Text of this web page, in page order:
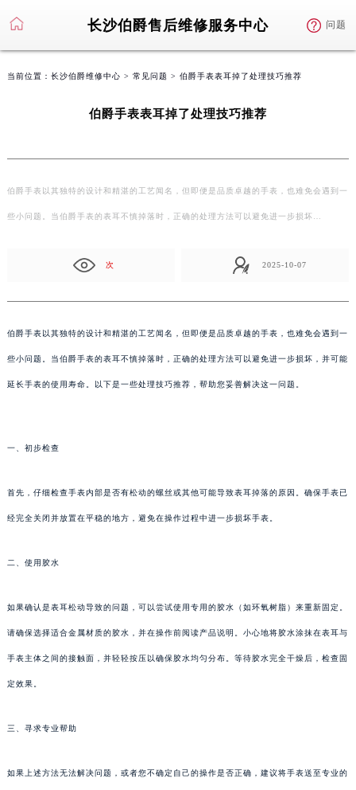
长沙伯爵售后维修服务中心 问题
当前位置： 长沙伯爵维修中心 > 常见问题 > 伯爵手表表耳掉了处理技巧推荐
伯爵手表表耳掉了处理技巧推荐
伯爵手表以其独特的设计和精湛的工艺闻名，但即便是品质卓越的手表，也难免会遇到一
些小问题。当伯爵手表的表耳不慎掉落时，正确的处理方法可以避免进一步损坏…
次 2025-10-07
伯爵手表以其独特的设计和精湛的工艺闻名，但即便是品质卓越的手表，也难免会遇到一
些小问题。当伯爵手表的表耳不慎掉落时，正确的处理方法可以避免进一步损坏，并可能
延长手表的使用寿命。以下是一些处理技巧推荐，帮助您妥善解决这一问题。
一、初步检查
首先，仔细检查手表内部是否有松动的螺丝或其他可能导致表耳掉落的原因。确保手表已
经完全关闭并放置在平稳的地方，避免在操作过程中进一步损坏手表。
二、使用胶水
如果确认是表耳松动导致的问题，可以尝试使用专用的胶水（如环氧树脂）来重新固定。
请确保选择适合金属材质的胶水，并在操作前阅读产品说明。小心地将胶水涂抹在表耳与
手表主体之间的接触面，并轻轻按压以确保胶水均匀分布。等待胶水完全干燥后，检查固
定效果。
三、寻求专业帮助
如果上述方法无法解决问题，或者您不确定自己的操作是否正确，建议将手表送至专业的